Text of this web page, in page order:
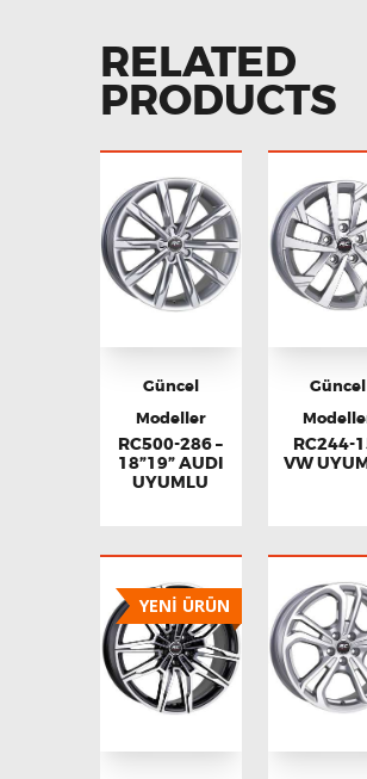
RELATED
PRODUCTS
Güncel
Modeller
RC500-286 –
18”19” AUDI
UYUMLU
Güncel
RC244-
VW
YENİ ÜRÜN